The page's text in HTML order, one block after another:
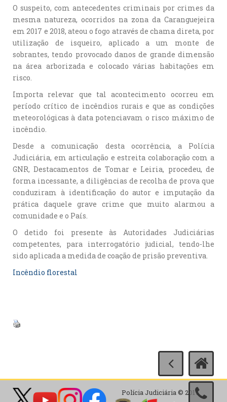
O suspeito, com antecedentes criminais por crimes da
mesma natureza, ocorridos na zona da Caranguejeira
em 2017 e 2018, ateou o fogo através de chama direta, por
utilização de isqueiro, aplicado a um monte de
sobrantes, tendo provocado danos de grande dimensão
na área arborizada e colocado várias habitações em
risco.
Importa relevar que tal acontecimento ocorreu em
período crítico de incêndios rurais e que as condições
meteorológicas à data potenciavam o risco máximo de
incêndio.
Desde a comunicação desta ocorrência, a Polícia
Judiciária, em articulação e estreita colaboração com a
GNR, Destacamentos de Tomar e Leiria, procedeu, de
forma incessante, a diligências de recolha de prova que
conduziram à identificação do autor e imputação da
prática daquele grave crime que muito alarmou a
comunidade e o País.
O detido foi presente às Autoridades Judiciárias
competentes, para interrogatório judicial, tendo-lhe
sido aplicada a medida de coação de prisão preventiva.
Incêndio florestal
Polícia Judiciária © 2017